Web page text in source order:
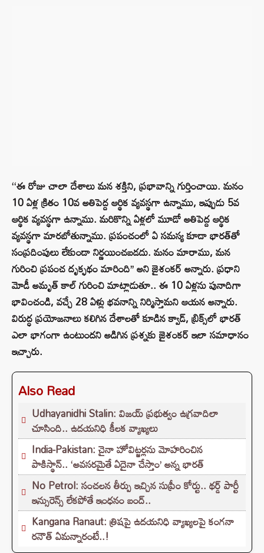
‘‘ఈ రోజు చాలా దేశాలు మన శక్తిని, ప్రభావాన్ని గుర్తించాయి. మనం
10 ఏళ్ల క్రితం 10వ అతిపెద్ద ఆర్థిక వ్యవస్థగా ఉన్నాము, ఇప్పుడు 5వ
ఆర్థిక వ్యవస్థగా ఉన్నాము. మరికొన్ని ఏళ్లలో మూడో అతిపెద్ద ఆర్థిక
వ్యవస్థగా మారబోతున్నాము. ప్రపంచంలో ఏ సమస్య కూడా భారత్‌తో
సంప్రదింపులు లేకుండా నిర్ణయించబడదు. మనం మారాము, మన
గురించి ప్రపంచ దృక్ఫథం మారింది’’ అని జైశంకర్ అన్నారు. ప్రధాని
మోడీ అమృత్ కాల్ గురించి మాట్లాడుతూ.. ఈ 10 ఏళ్లను పునాదిగా
భావించండి, వచ్చే 28 ఏళ్లు భవనాన్ని నిర్మిస్తామని ఆయన అన్నారు.
విరుద్ధ ప్రయోజనాలు కలిగిన దేశాలతో కూడిన క్వాడ్, బ్రిక్స్‌లో భారత్
ఎలా భాగంగా ఉంటుందని అడిగిన ప్రశ్నకు జైశంకర్ ఇలా సమాధానం
ఇచ్చారు.
Also Read
Udhayanidhi Stalin: విజయ్ ప్రభుత్వం ఉగ్రవాదిలా
చూసింది.. ఉదయనిధి కీలక వ్యాఖ్యలు
India-Pakistan: చైనా హోవిట్జర్లను మోహరించిన
పాకిస్థాన్.. ‘అవసరమైతే ఏదైనా చేస్తాం’ అన్న భారత్
No Petrol: సంచలన తీర్పు ఇచ్చిన సుప్రీం కోర్టు.. థర్డ్ పార్టీ
ఇన్సురెన్స్ లేకపోతే ఇంధనం బంద్..
Kangana Ranaut: త్రిషపై ఉదయనిధి వ్యాఖ్యలపై కంగనా
రనౌత్ ఏమన్నారంటే..!